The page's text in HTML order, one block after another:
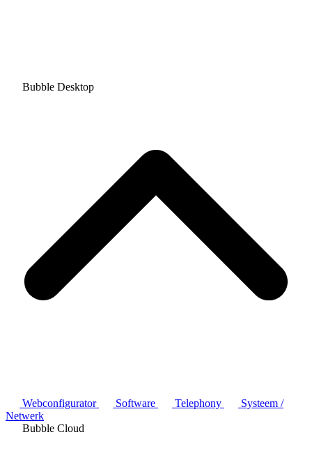
Bubble Desktop
Webconfigurator Software Telephony
Systeem /
Netwerk
Bubble Cloud